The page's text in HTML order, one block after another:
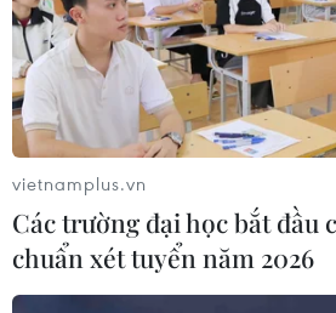
vietnamplus.vn
Các trường đại học bắt đầu
chuẩn xét tuyển năm 2026